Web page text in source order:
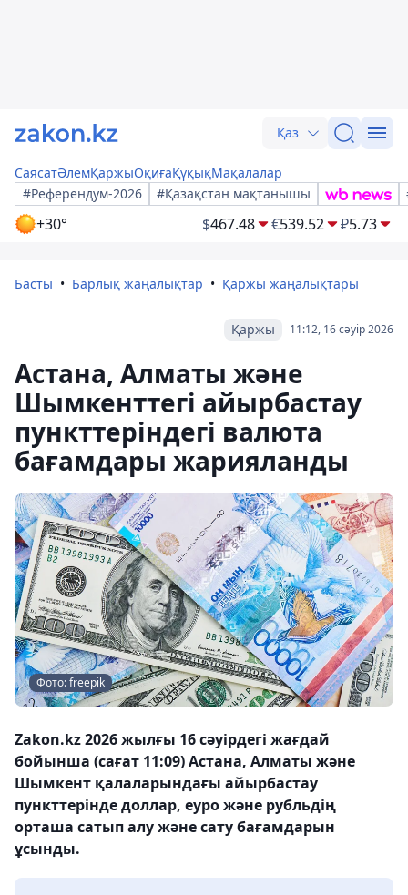
Қаз
СаясатӘлемҚаржыОқиғаҚұқықМақалалар
#Референдум-2026
#Қазақстан мақтанышы
+30° $467.48 €539.52 ₽5.73
Басты Барлық жаңалықтар Қаржы жаңалықтары
11:12, 16 сәуір 2026
Қаржы
Астана, Алматы және
Шымкенттегі айырбастау
пункттеріндегі валюта
бағамдары жарияланды
Фото: freepik
Zakon.kz 2026 жылғы 16 сәуірдегі жағдай
бойынша (сағат 11:09) Астана, Алматы және
Шымкент қалаларындағы айырбастау
пункттерінде доллар, еуро және рубльдің
орташа сатып алу және сату бағамдарын
ұсынды.